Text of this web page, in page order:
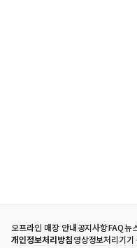
오프라인 매장 안내공지사항FAQ뉴
개인정보처리방침영상정보처리기기